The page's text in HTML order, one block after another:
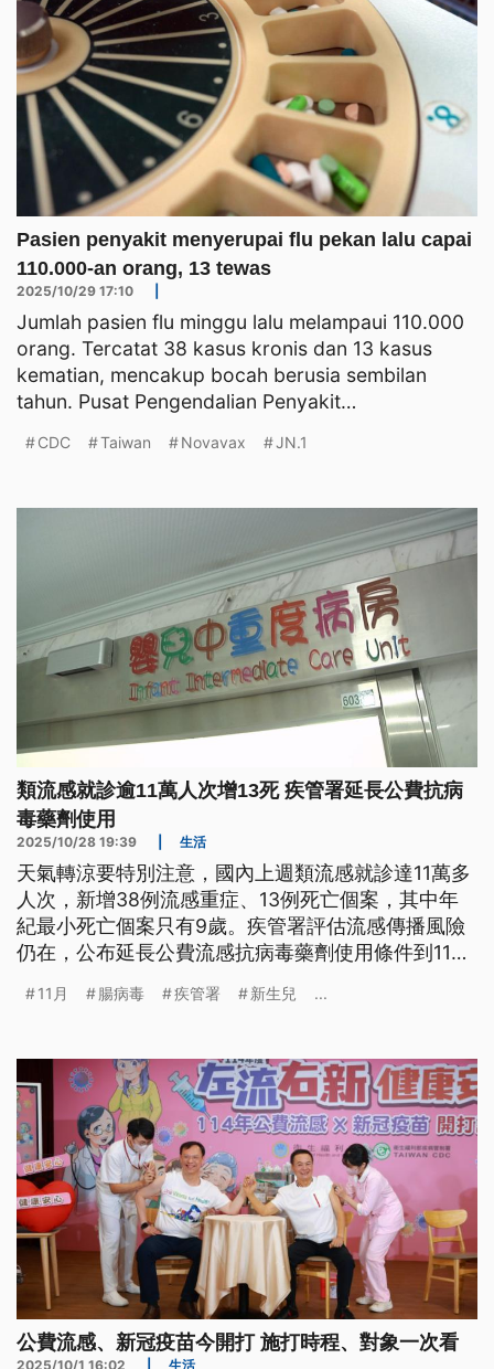
Pasien penyakit menyerupai flu pekan lalu capai
110.000-an orang, 13 tewas
2025/10/29 17:10
Jumlah pasien flu minggu lalu melampaui 110.000
orang. Tercatat 38 kasus kronis dan 13 kasus
kematian, mencakup bocah berusia sembilan
tahun. Pusat Pengendalian Penyakit
CDC Taiwan Novavax JN.1
類流感就診逾11萬人次增13死 疾管署延長公費抗病
毒藥劑使用
2025/10/28 19:39 生活
天氣轉涼要特別注意，國內上週類流感就診達11萬多
人次，新增38例流感重症、13例死亡個案，其中年
紀最小死亡個案只有9歲。疾管署評估流感傳播風險
仍在，公布延長公費流感抗病毒藥劑使用條件到11月
階段接種，對象為50到64歲無高風險慢性病成人。
11月 腸病毒 疾管署 新生兒 ...
公費流感、新冠疫苗今開打 施打時程、對象一次看
2025/10/1 16:02 生活